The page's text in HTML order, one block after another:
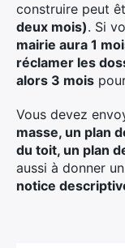
construire peut
deux mois). Si
mairie aura 1
réclamer les
alors 3 mois
Vous devez
masse, un plan
du toit, un plan
aussi à donner un
notice